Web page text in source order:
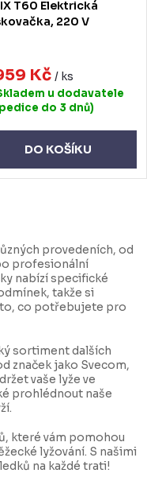
T60 Elektrická
220 V
Kč / ks
u dodavatele
do 3 dnů)
DO KOŠÍKU
provedeních, od
profesionální
nabízí specifické
takže si
co potřebujete pro
sortiment dalších
značek jako Svecom,
vaše lyže ve
prohlédnout naše
které vám pomohou
lyžování. S našimi
na každé trati!